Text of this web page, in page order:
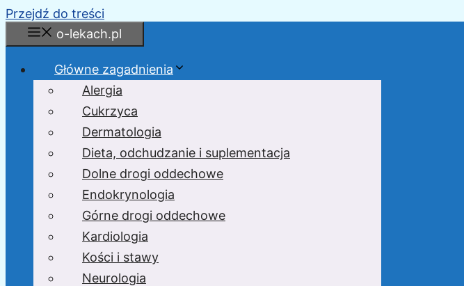
Przejdź do treści
o-lekach.pl
Główne zagadnienia
Alergia
Cukrzyca
Dermatologia
Dieta, odchudzanie i suplementacja
Dolne drogi oddechowe
Endokrynologia
Górne drogi oddechowe
Kardiologia
Kości i stawy
Neurologia